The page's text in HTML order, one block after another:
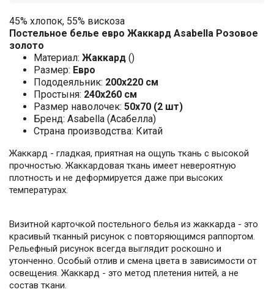
45% хлопок, 55% вискоза
Постельное белье евро Жаккард Asabella Розовое
золото
Материал: Жаккард ()
Размер: Евро
Пододеяльник: 200х220 см
Простыня: 240х260 см
Размер наволочек: 50x70 (2 шт)
Бренд: Asabella (Асабелла)
Страна производства: Китай
Жаккард - гладкая, приятная на ощупь ткань с высокой
прочностью. Жаккардовая ткань имеет невероятную
плотность и не деформируется даже при высоких
температурах.
Визитной карточкой постельного белья из жаккарда - это
красивый тканный рисунок с повторяющимся раппортом.
Рельефный рисунок всегда выглядит роскошно и
утонченно. Особый отлив и смена цвета в зависимости от
освещения. Жаккард - это метод плетения нитей, а не
состав ткани.